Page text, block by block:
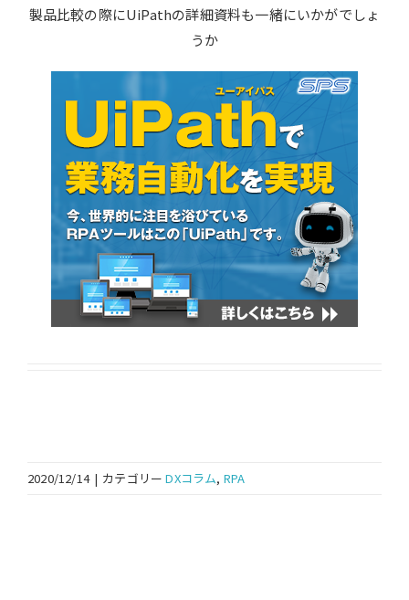
製品比較の際にUiPathの詳細資料も一緒にいかがでしょ
うか
2020/12/14 | カテゴリーDXコラム, RPA